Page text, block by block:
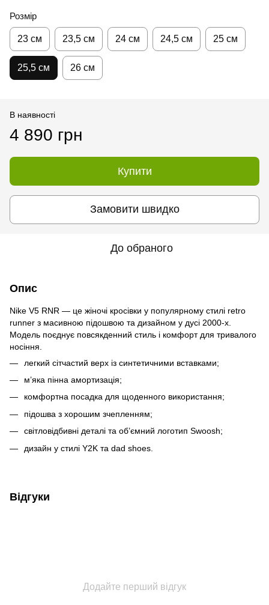
Розмір
23 см 23,5 см 24 см 24,5 см 25 см
25,5 см 26 см
В наявності
4 890 грн
Купити
Замовити швидко
До обраного
Опис
Nike V5 RNR — це жіночі кросівки у популярному стилі retro
runner з масивною підошвою та дизайном у дусі 2000-х.
Модель поєднує повсякденний стиль і комфорт для тривалого
носіння.
легкий сітчастий верх із синтетичними вставками;
м’яка пінна амортизація;
комфортна посадка для щоденного використання;
підошва з хорошим зчепленням;
світловідбивні деталі та об’ємний логотип Swoosh;
дизайн у стилі Y2K та dad shoes.
Відгуки
Додайте перший відгук